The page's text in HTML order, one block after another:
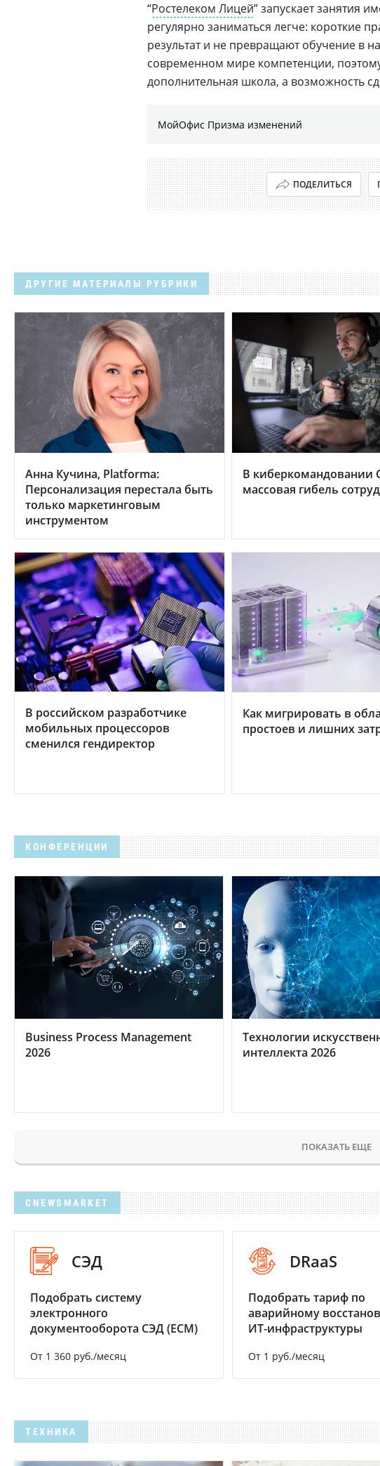
“Ростелеком Лицей” запускает занятия
регулярно заниматься легче: короткие
результат и не превращают обучение в
современном мире компетенции,
дополнительная школа, а возможность
МойОфис Призма изменений
ПОДЕЛИТЬСЯ
ДРУГИЕ МАТЕРИАЛЫ РУБРИКИ
Анна Кучина, Platforma:
Персонализация перестала быть
только маркетинговым
инструментом
В киберкомандовании
массовая гибель
В российском разработчике
мобильных процессоров
сменился гендиректор
Как мигрировать в
простоев и лишних
КОНФЕРЕНЦИИ
Business Process Management
2026
Технологии
интеллекта 2026
ПОКАЗАТЬ ЕЩЕ
CNEWSMARKET
СЭД
Подобрать систему
электронного
документооборота СЭД (ECM)
От 1 360 руб./месяц
DRaaS
Подобрать тариф по
аварийному
ИТ-инфраструктуры
От 1 руб./месяц
ТЕХНИКА